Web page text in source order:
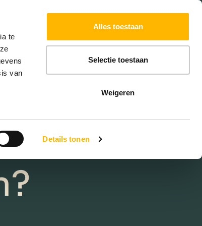
te
van
Details tonen
Alles toestaan
Selectie toestaan
Weigeren
EXTRA DIENSTEN